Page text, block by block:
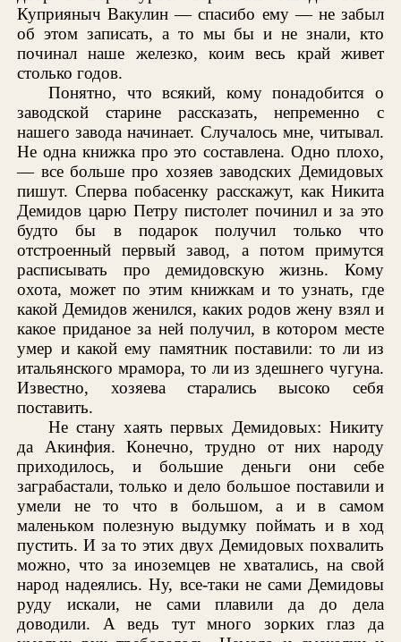
Куприяныч Вакулин — спасибо ему — не забыл
об этом записать, а то мы бы и не знали, кто
починал наше железко, коим весь край живет
столько годов.
Понятно, что всякий, кому понадобится о
заводской старине рассказать, непременно с
нашего завода начинает. Случалось мне, читывал.
Не одна книжка про это составлена. Одно плохо,
— все больше про хозяев заводских Демидовых
пишут. Сперва побасенку расскажут, как Никита
Демидов царю Петру пистолет починил и за это
будто бы в подарок получил только что
отстроенный первый завод, а потом примутся
расписывать про демидовскую жизнь. Кому
охота, может по этим книжкам и то узнать, где
какой Демидов женился, каких родов жену взял и
какое приданое за ней получил, в котором месте
умер и какой ему памятник поставили: то ли из
итальянского мрамора, то ли из здешнего чугуна.
Известно, хозяева старались высоко себя
поставить.
Не стану хаять первых Демидовых: Никиту
да Акинфия. Конечно, трудно от них народу
приходилось, и большие деньги они себе
заграбастали, только и дело большое поставили и
умели не то что в большом, а и в самом
маленьком полезную выдумку поймать и в ход
пустить. И за то этих двух Демидовых похвалить
можно, что за иноземцев не хватались, на свой
народ надеялись. Ну, все-таки не сами Демидовы
руду искали, не сами плавили да до дела
доводили. А ведь тут много зорких глаз да